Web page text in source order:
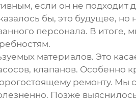
если он не подходит
бы, это будущее, но
персонала. В итоге,
материалов. Это
клапанов. Особенно
ремонту.
Позже